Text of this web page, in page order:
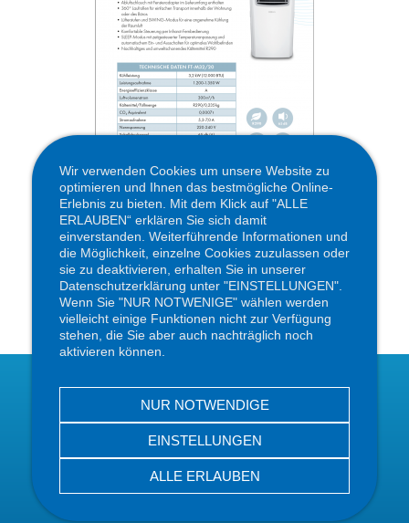
TECHNISCHES
DATENBLATT
FT-M32/20
IMPRESSUM
DATENSCHUTZERKLÄRUNG
© Copyright 2024 coolconcept GmbH - Marke FUTURATHERM
Wir verwenden Cookies um unsere Website zu
optimieren und Ihnen das bestmögliche Online-
Erlebnis zu bieten. Mit dem Klick auf "ALLE
ERLAUBEN“ erklären Sie sich damit
einverstanden. Weiterführende Informationen und
die Möglichkeit, einzelne Cookies zuzulassen oder
sie zu deaktivieren, erhalten Sie in unserer
Datenschutzerklärung unter "EINSTELLUNGEN".
Wenn Sie "NUR NOTWENIGE" wählen werden
vielleicht einige Funktionen nicht zur Verfügung
stehen, die Sie aber auch nachträglich noch
aktivieren können.
NUR NOTWENDIGE
EINSTELLUNGEN
ALLE ERLAUBEN